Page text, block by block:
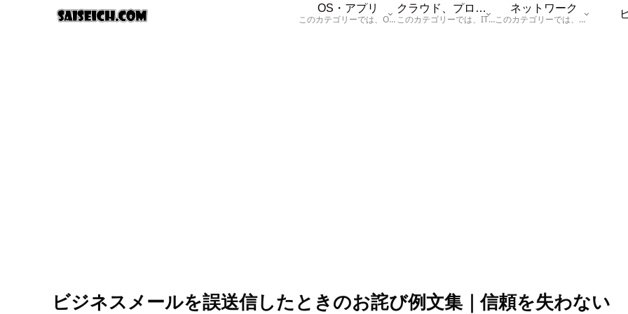
OS・アプリ
このカテゴリーでは、OSに関する情報を記載しています。
クラウド、プログラム
このカテゴリーでは、ITに関する基本的な情報として「ハードウェア、「サーバー」、「データベース、「ネットワーク」、「セキュリティ」、「プログラム」に関する情報を記載しています。
ネットワーク
このカテゴリーでは、「ネットワーク」に関する情報を記載しています。
ビジネスメールを誤送信したときのお詫び例文集｜信頼を失わない